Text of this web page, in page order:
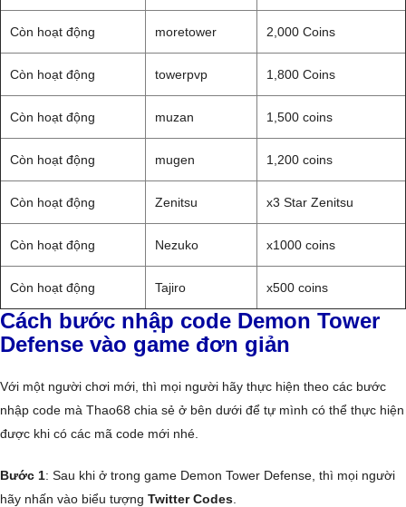
Còn hoạt động moretower 2,000 Coins
Còn hoạt động towerpvp 1,800 Coins
Còn hoạt động muzan 1,500 coins
Còn hoạt động mugen 1,200 coins
Còn hoạt động Zenitsu x3 Star Zenitsu
Còn hoạt động Nezuko x1000 coins
Còn hoạt động Tajiro x500 coins
Cách bước nhập code Demon Tower
Defense vào game đơn giản
Với một người chơi mới, thì mọi người hãy thực hiện theo các bước
nhập code mà Thao68 chia sẻ ở bên dưới để tự mình có thể thực hiện
được khi có các mã code mới nhé.
Bước 1: Sau khi ở trong game Demon Tower Defense, thì mọi người
hãy nhấn vào biểu tượng Twitter Codes